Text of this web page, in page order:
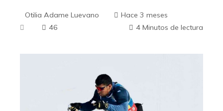
Otilia Adame Luevano
Hace 3 meses
46
4 Minutos de lectura